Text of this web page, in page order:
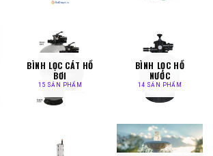
BÌNH LỌC CÁT HỒ
BƠI
15 SẢN PHẨM
BÌNH LỌC HỒ
NƯỚC
14 SẢN PHẨM